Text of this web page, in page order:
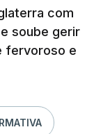
com
soube gerir
fervoroso e